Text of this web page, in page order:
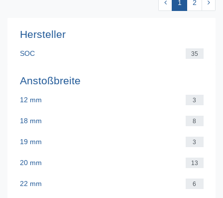
1 2
Hersteller
SOC 35
Anstoßbreite
12 mm 3
18 mm 8
19 mm 3
20 mm 13
22 mm 6